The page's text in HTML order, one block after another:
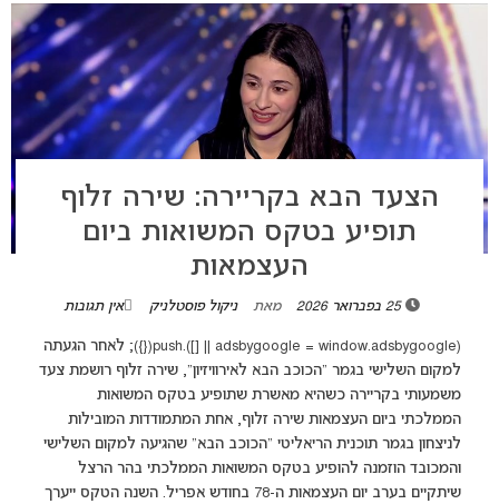
הצעד הבא בקריירה: שירה זלוף
תופיע בטקס המשואות ביום
העצמאות
25 בפברואר 2026 מאת ניקול פוסטלניק אין תגובות
(adsbygoogle = window.adsbygoogle || []).push({}); לאחר הגעתה
למקום השלישי בגמר "הכוכב הבא לאירוויזיון", שירה זלוף רושמת צעד
משמעותי בקריירה כשהיא מאשרת שתופיע בטקס המשואות
הממלכתי ביום העצמאות שירה זלוף, אחת המתמודדות המובילות
לניצחון בגמר תוכנית הריאליטי "הכוכב הבא" שהגיעה למקום השלישי
והמכובד הוזמנה להופיע בטקס המשואות הממלכתי בהר הרצל
שיתקיים בערב יום העצמאות ה-78 בחודש אפריל. השנה הטקס ייערך